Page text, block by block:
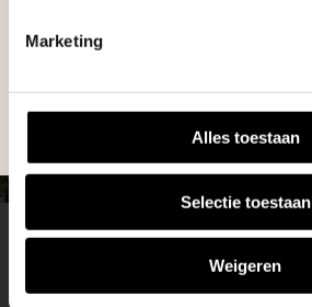
Marketing
Alles toestaan
Selectie toestaan
Weigeren
tuinproject.